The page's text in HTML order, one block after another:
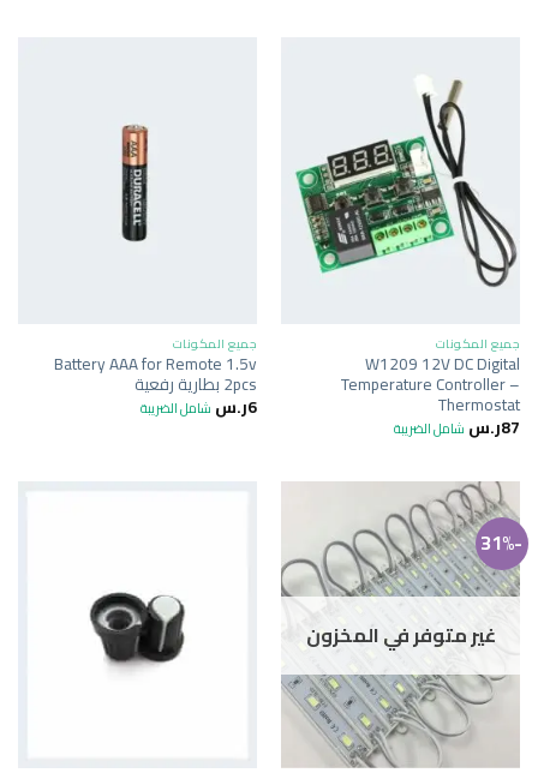
جميع المكونات
W1209 12V DC Digital
Temperature Controller –
Thermostat
87ر.س شامل الضريبة
جميع المكونات
Battery AAA for Remote 1.5v
2pcs بطارية رفعية
6ر.س شامل الضريبة
-31%
غير متوفر في المخزون